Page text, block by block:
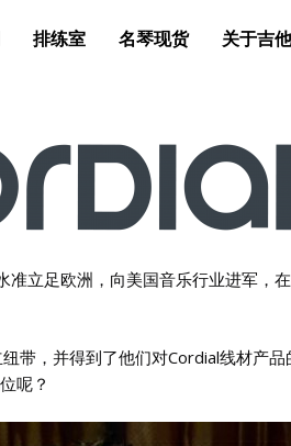
排练室 名琴现货 关于吉
立足欧洲，向美国音乐行业进军，
带，并得到了他们对Cordial线材产
呢？